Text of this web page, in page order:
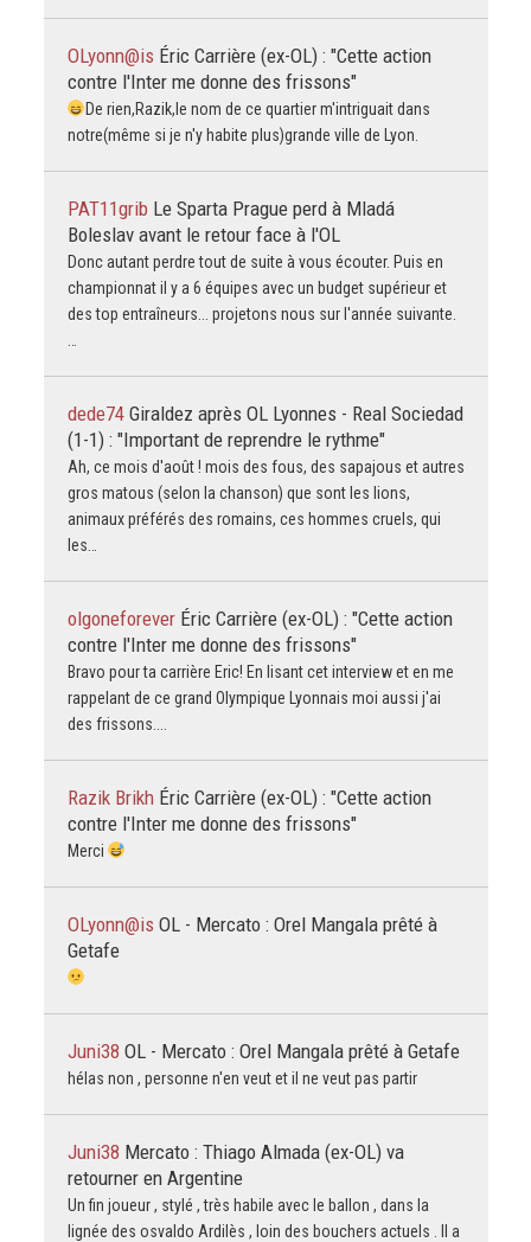
OLyonn@is Éric Carrière (ex-OL) : "Cette action
contre l'Inter me donne des frissons"
De rien,Razik,le nom de ce quartier m'intriguait dans
notre(même si je n'y habite plus)grande ville de Lyon.
PAT11grib Le Sparta Prague perd à Mladá
Boleslav avant le retour face à l'OL
Donc autant perdre tout de suite à vous écouter. Puis en
championnat il y a 6 équipes avec un budget supérieur et
des top entraîneurs... projetons nous sur l'année suivante.
dede74 Giraldez après OL Lyonnes - Real Sociedad
(1-1) : "Important de reprendre le rythme"
Ah, ce mois d'août ! mois des fous, des sapajous et autres
gros matous (selon la chanson) que sont les lions,
animaux préférés des romains, ces hommes cruels, qui
les…
olgoneforever Éric Carrière (ex-OL) : "Cette action
contre l'Inter me donne des frissons"
Bravo pour ta carrière Eric! En lisant cet interview et en me
rappelant de ce grand Olympique Lyonnais moi aussi j'ai
des frissons....
Razik Brikh Éric Carrière (ex-OL) : "Cette action
contre l'Inter me donne des frissons"
Merci
OLyonn@is OL - Mercato : Orel Mangala prêté à
Getafe
Juni38 OL - Mercato : Orel Mangala prêté à Getafe
hélas non , personne n'en veut et il ne veut pas partir
Juni38 Mercato : Thiago Almada (ex-OL) va
retourner en Argentine
Un fin joueur , stylé , très habile avec le ballon , dans la
lignée des osvaldo Ardilès , loin des bouchers actuels . Il a